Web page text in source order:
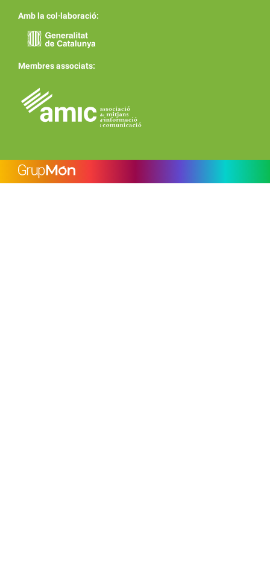
Amb la col·laboració:
Membres associats: